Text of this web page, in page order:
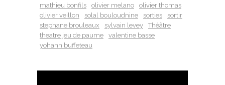
mathieu bonfils
olivier melano
olivier thomas
olivier veillon
solal bouloudnine sorties
sortir
stephane brouleaux
sylvain levey
Théâtre
theatre jeu de paume
valentine basse
yohann buffeteau